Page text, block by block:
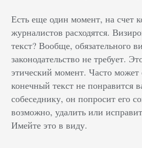
Есть еще один момент, на счет
журналистов расходятся.
текст? Вообще, обязательного
законодательство не требует.
этический момент. Часто может
конечный текст не понравится
собеседнику, он попросит его
возможно, удалить или
Имейте это в виду.